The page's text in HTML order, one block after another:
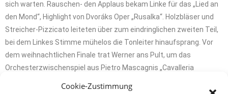
Cookie-Zustimmung
sich warten. Rauschen- den Applaus bekam Linke für das „Lied an
den Mond“, Highlight von Dvoráks Oper „Rusalka“. Holzbläser und
Streicher-Pizzicato leiteten über zum eindringlichen zweiten Teil,
bei dem Linkes Stimme mühelos die Tonleiter hinaufsprang. Vor
dem weihnachtlichen Finale trat Werner ans Pult, um das
Orchesterzwischenspiel aus Pietro Mascagnis „Cavalleria